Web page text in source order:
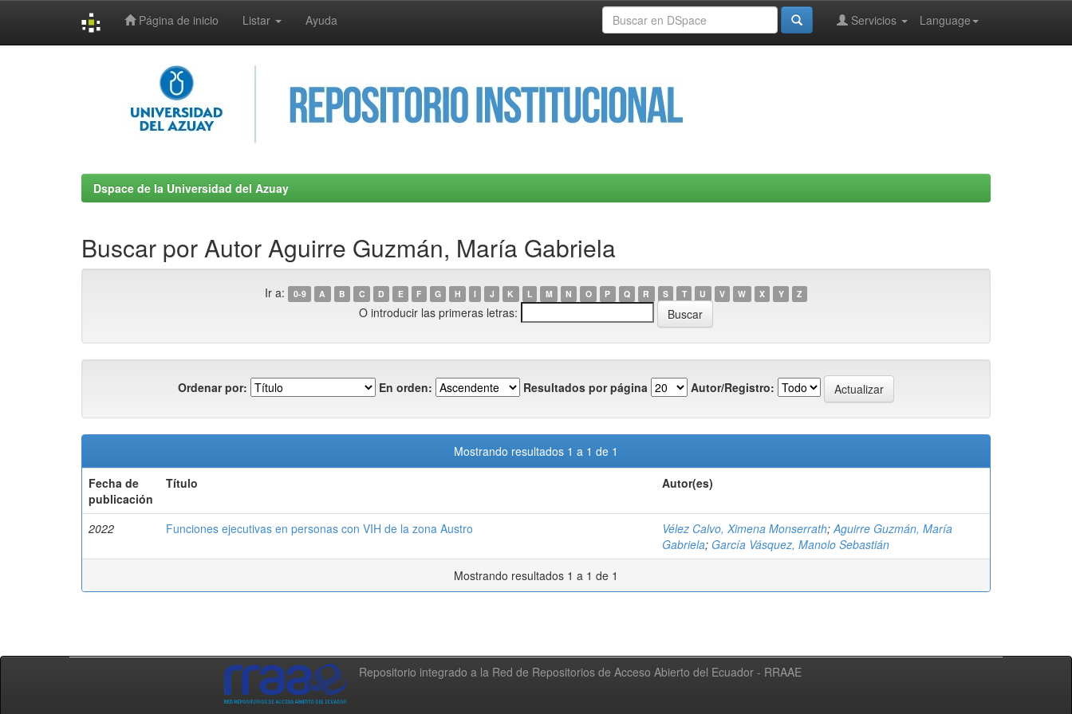
Página de inicio Listar Ayuda Language
Servicios
Dspace de la Universidad del Azuay
Buscar por Autor Aguirre Guzmán, María Gabriela
Ir a: 0-9 A B C D E F G H I J K L M N O P Q R S T U V W X Y Z
O introducir las primeras letras:
Ordenar por: En orden: Resultados por página Autor/Registro:
Mostrando resultados 1 a 1 de 1
Fecha de
publicación
Título Autor(es)
2022 Funciones ejecutivas en personas con VIH de la zona Austro Vélez Calvo, Ximena Monserrath;Aguirre Guzmán, María
Gabriela; García Vásquez, Manolo Sebastián
Mostrando resultados 1 a 1 de 1
Repositorio integrado a la Red de Repositorios de Acceso Abierto del Ecuador - RRAAE